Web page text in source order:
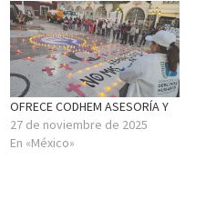
OFRECE CODHEM ASESORÍA Y
27 de noviembre de 2025
En «México»